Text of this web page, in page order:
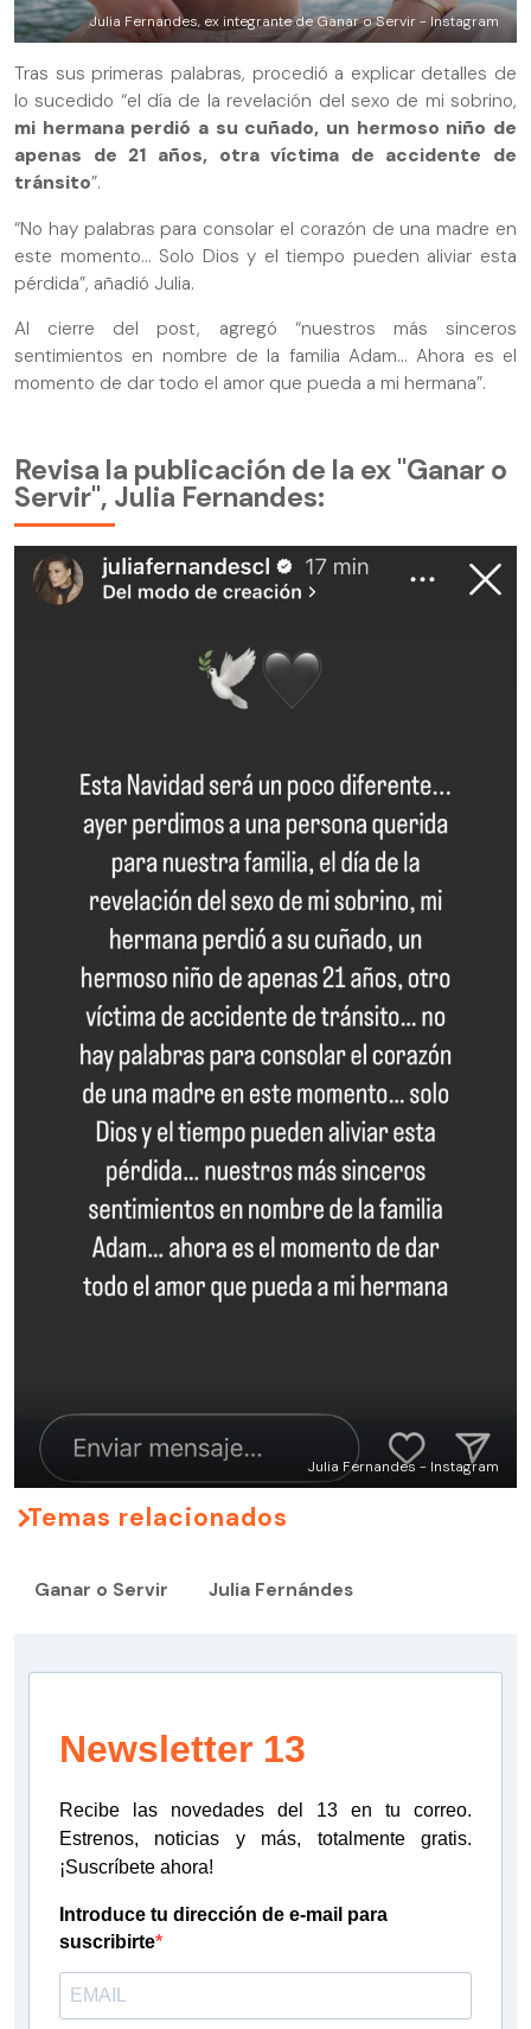
Julia Fernandes, ex integrante de Ganar o Servir - Instagram
Tras sus primeras palabras, procedió a explicar detalles de
lo sucedido “el día de la revelación del sexo de mi sobrino,
mi hermana perdió a su cuñado, un hermoso niño de
apenas de 21 años, otra víctima de accidente de
tránsito”.
“No hay palabras para consolar el corazón de una madre en
este momento… Solo Dios y el tiempo pueden aliviar esta
pérdida”, añadió Julia.
Al cierre del post, agregó “nuestros más sinceros
sentimientos en nombre de la familia Adam… Ahora es el
momento de dar todo el amor que pueda a mi hermana”.
Revisa la publicación de la ex "Ganar o
Servir", Julia Fernandes:
Julia Fernandes - Instagram
Temas relacionados
Ganar o Servir Julia Fernándes
Newsletter 13
Recibe las novedades del 13 en tu correo.
Estrenos, noticias y más, totalmente gratis.
¡Suscríbete ahora!
Introduce tu dirección de e-mail para
suscribirte